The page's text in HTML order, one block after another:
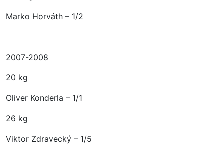
Marko Horváth – 1/2
2007-2008
20 kg
Oliver Konderla – 1/1
26 kg
Viktor Zdravecký – 1/5